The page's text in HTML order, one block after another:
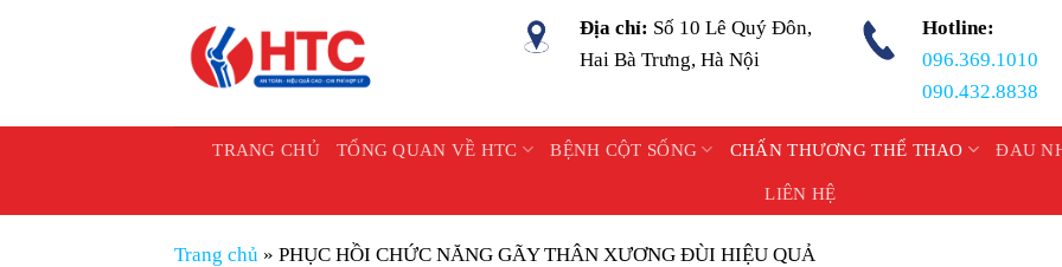
Địa chỉ: Số 10 Lê Quý Đôn,
Hai Bà Trưng, Hà Nội
Hotline:
096.369.1010
090.432.8838
TRANG CHỦ TỔNG QUAN VỀ HTC BỆNH CỘT SỐNG CHẤN THƯƠNG THỂ THAO ĐAU
LIÊN HỆ
Trang chủ » PHỤC HỒI CHỨC NĂNG GÃY THÂN XƯƠNG ĐÙI HIỆU QUẢ